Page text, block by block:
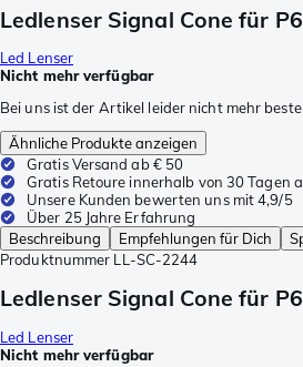
Ledlenser Signal Cone für
Led Lenser
Nicht mehr verfügbar
Bei uns ist der Artikel leider nicht mehr
Ähnliche Produkte anzeigen
Gratis Versand ab € 50
Gratis Retoure innerhalb von 30 Tagen
Unsere Kunden bewerten uns mit 4,9/5
Über 25 Jahre Erfahrung
Beschreibung
Empfehlungen für Dich
Produktnummer LL-SC-2244
Ledlenser Signal Cone für
Led Lenser
Nicht mehr verfügbar